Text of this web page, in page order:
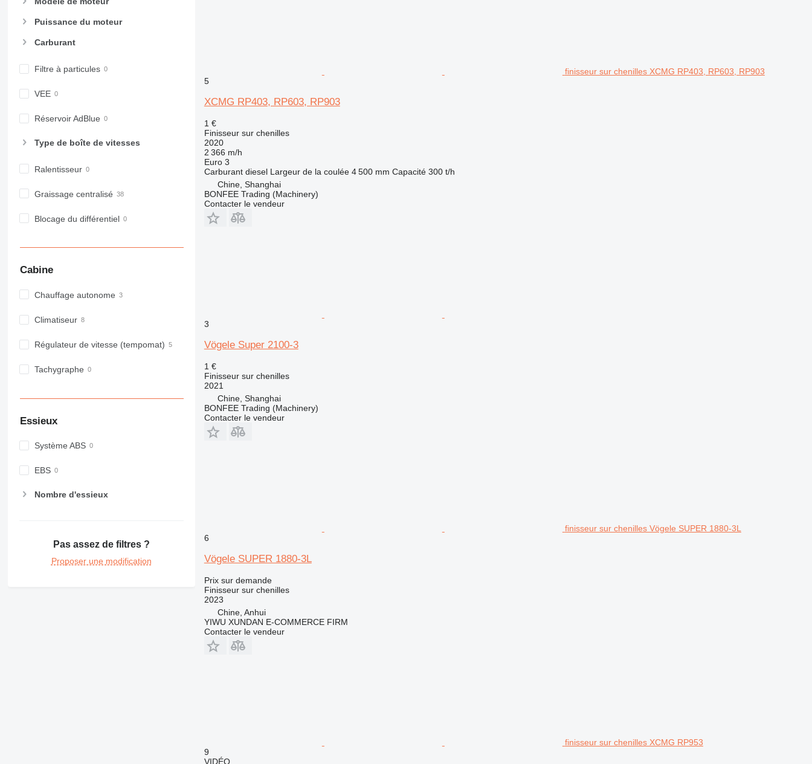
Puissance du moteur
Carburant
Filtre à particules
VEE
Réservoir AdBlue
Type de boîte de vitesses
Ralentisseur
Graissage centralisé
Blocage du différentiel
Cabine
Chauffage autonome
Climatiseur
Régulateur de vitesse (tempomat)
Tachygraphe
Essieux
Système ABS
EBS
Nombre d'essieux
Pas assez de filtres ?
Proposer une modification
finisseur sur chenilles XCMG RP403, RP603, RP903
5
XCMG RP403, RP603, RP903
1 €
Finisseur sur chenilles
2020
2 366 m/h
Euro 3
Carburant diesel Largeur de la coulée 4 500 mm Capacité 300 t/h
Chine, Shanghai
BONFEE Trading (Machinery)
Contacter le vendeur
3
Vögele Super 2100-3
1 €
Finisseur sur chenilles
2021
Chine, Shanghai
BONFEE Trading (Machinery)
Contacter le vendeur
finisseur sur chenilles Vögele SUPER 1880-3L
6
Vögele SUPER 1880-3L
Prix sur demande
Finisseur sur chenilles
2023
Chine, Anhui
YIWU XUNDAN E-COMMERCE FIRM
Contacter le vendeur
finisseur sur chenilles XCMG RP953
9
VIDÉO